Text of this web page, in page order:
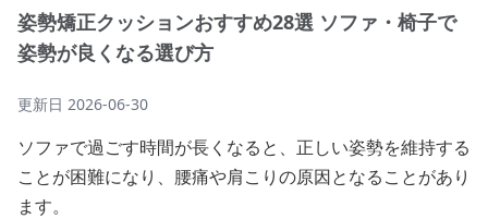
姿勢矯正クッションおすすめ28選 ソファ・椅子で
姿勢が良くなる選び方
更新日 2026-06-30
ソファで過ごす時間が長くなると、正しい姿勢を維持する
ことが困難になり、腰痛や肩こりの原因となることがあり
ます。